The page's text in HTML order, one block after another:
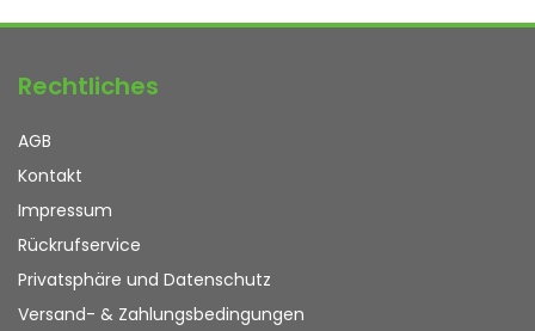
Rechtliches
AGB
Kontakt
Impressum
Rückrufservice
Privatsphäre und Datenschutz
Versand- & Zahlungsbedingungen